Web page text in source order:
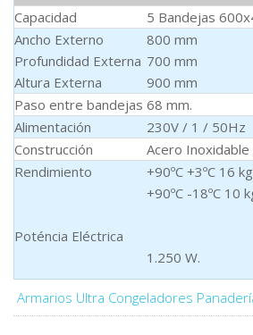
Capacidad
5 Bandejas
Ancho Externo
Profundidad Externa
Altura Externa
800 mm
700 mm
900 mm
Paso entre bandejas 68 mm.
Alimentación
230V / 1 / 50Hz
Construcción
Acero Inoxidable
Rendimiento
Poténcia Eléctrica
+90ºC +3ºC 16
+90ºC -18ºC 10
1.250 W.
Armarios Ultra Congeladores